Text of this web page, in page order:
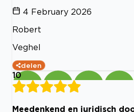
4 February 2026
Robert
Veghel
delen
10
Meedenkend en juridisch